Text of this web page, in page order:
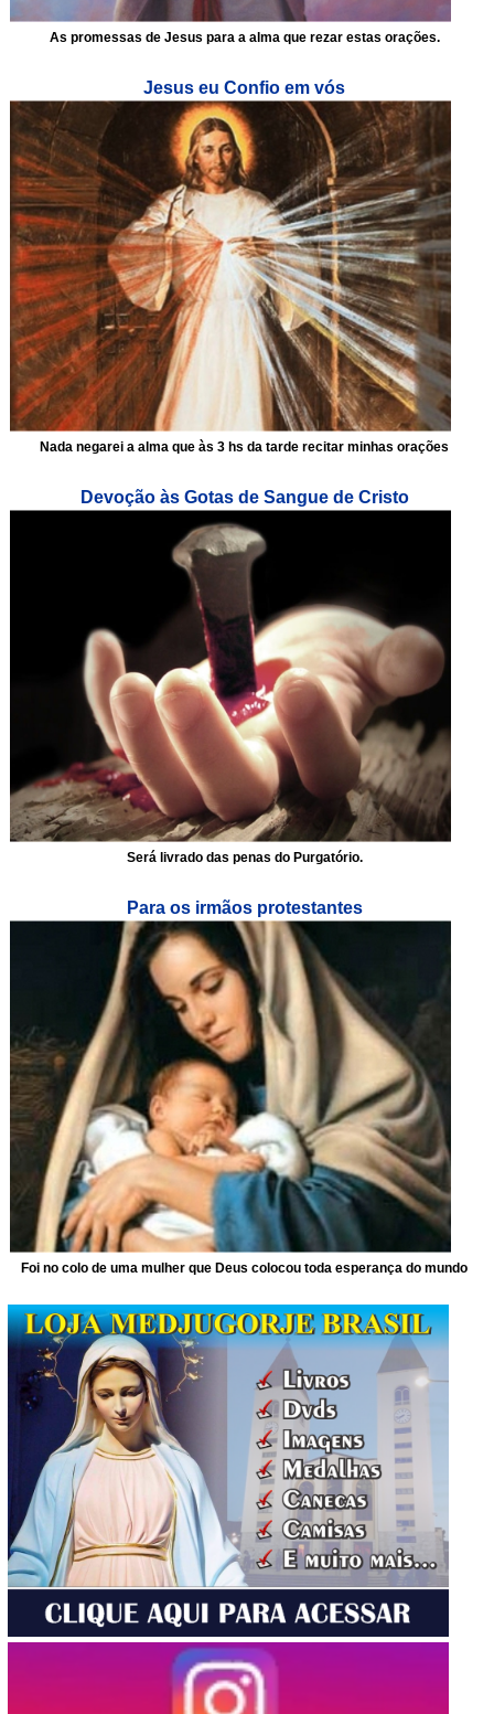
As promessas de Jesus para a alma que rezar estas orações.
Jesus eu Confio em vós
Nada negarei a alma que às 3 hs da tarde recitar minhas orações
Devoção às Gotas de Sangue de Cristo
Será livrado das penas do Purgatório.
Para os irmãos protestantes
Foi no colo de uma mulher que Deus colocou toda esperança do mundo